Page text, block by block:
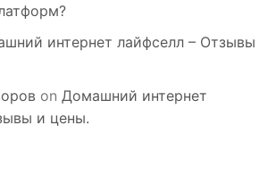
интернет лайфселл – Отзывы
on Домашний интернет
и цены.